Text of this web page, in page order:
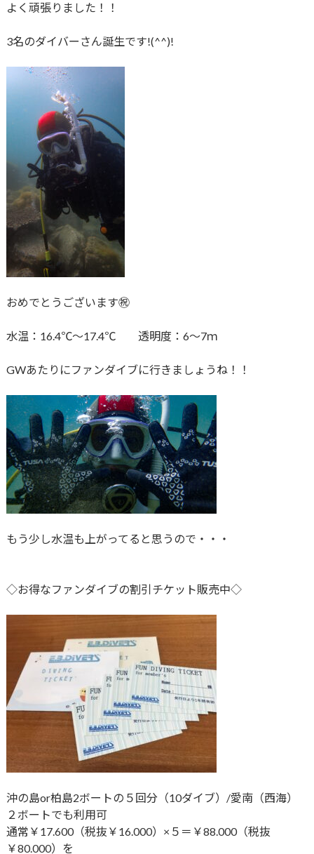
よく頑張りました！！
3名のダイバーさん誕生です!(^^)!
おめでとうございます㊗
水温：16.4℃～17.4℃ 透明度：6～7ｍ
GWあたりにファンダイブに行きましょうね！！
もう少し水温も上がってると思うので・・・
◇お得なファンダイブの割引チケット販売中◇
沖の島or柏島2ボートの５回分（10ダイブ）/愛南（西海）
２ボートでも利用可
通常￥17.600（税抜￥16.000）×５＝￥88.000（税抜
￥80.000）を